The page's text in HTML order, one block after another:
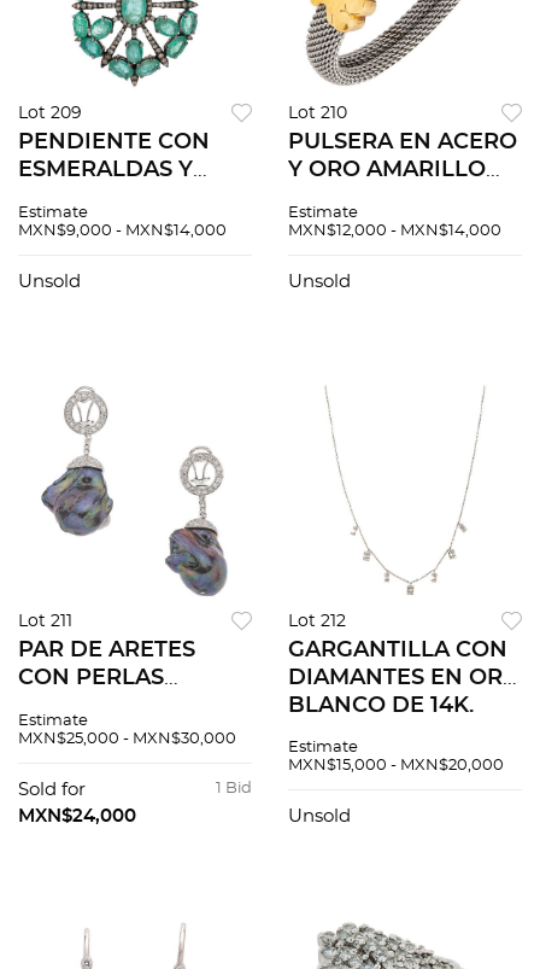
Lot 209
PENDIENTE CON
ESMERALDAS Y
PLATA PAVONADA.
oval ~9.0 ct y
Estimate
MXN$9,000 - MXN$14,000
Unsold
Lot 210
PULSERA EN ACERO
Y ORO AMARILLO
TOUS. Peso: 29.8 g
Estimate
MXN$12,000 - MXN$14,000
Unsold
Lot 211
PAR DE ARETES
CON PERLAS
DIAMANTES EN ORO
Perlas Tahitianas
cultivadas barrocas:
Estimate
MXN$25,000 - MXN$30,000
1 Bid
Sold for
MXN$24,000
Lot 212
GARGANTILLA CON
DIAMANTES EN ORO
BLANCO DE 14K.
brillante y baguette
Estimate
MXN$15,000 - MXN$20,000
Unsold